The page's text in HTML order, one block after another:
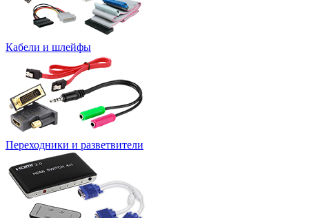
Кабели и шлейфы
Переходники и разветвители